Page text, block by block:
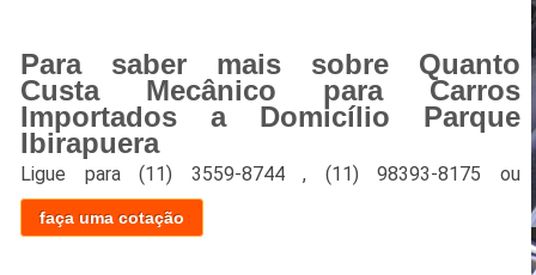
Para saber mais sobre Quanto
Custa Mecânico para Carros
Importados a Domicílio Parque
Ibirapuera
Ligue para(11) 3559-8744 , (11) 98393-8175 ou
faça uma cotação